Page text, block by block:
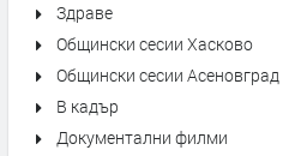
Здраве
Общински сесии Хасково
Общински сесии Асеновград
В кадър
Документални филми